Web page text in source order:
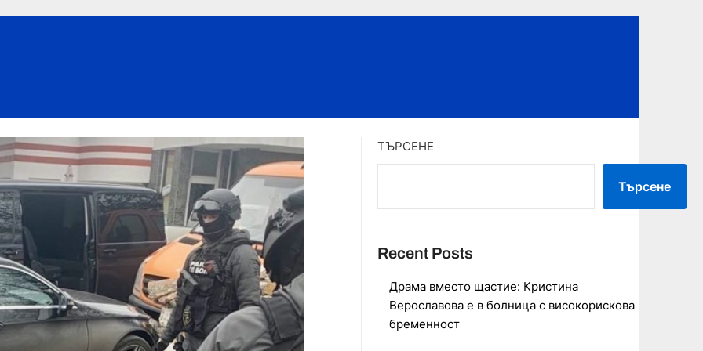
ТЪРСЕНЕ
Търсене
Recent Posts
Драма вместо щастие: Кристина
Верославова е в болница с високорискова
бременност